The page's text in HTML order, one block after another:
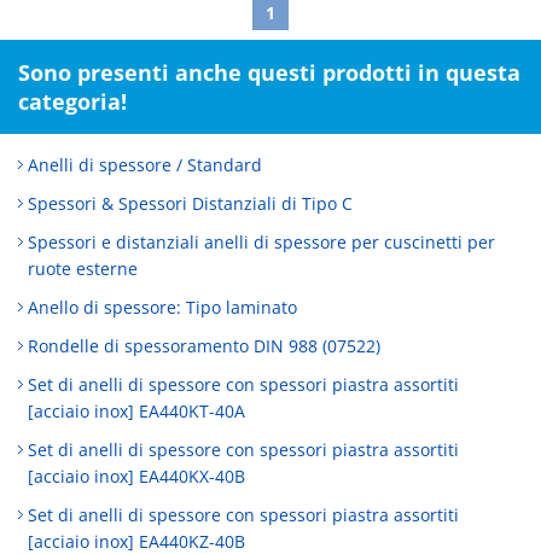
1
Sono presenti anche questi prodotti in questa
categoria!
Anelli di spessore / Standard
Spessori & Spessori Distanziali di Tipo C
Spessori e distanziali anelli di spessore per cuscinetti per
ruote esterne
Anello di spessore: Tipo laminato
Rondelle di spessoramento DIN 988 (07522)
Set di anelli di spessore con spessori piastra assortiti
[acciaio inox] EA440KT-40A
Set di anelli di spessore con spessori piastra assortiti
[acciaio inox] EA440KX-40B
Set di anelli di spessore con spessori piastra assortiti
[acciaio inox] EA440KZ-40B